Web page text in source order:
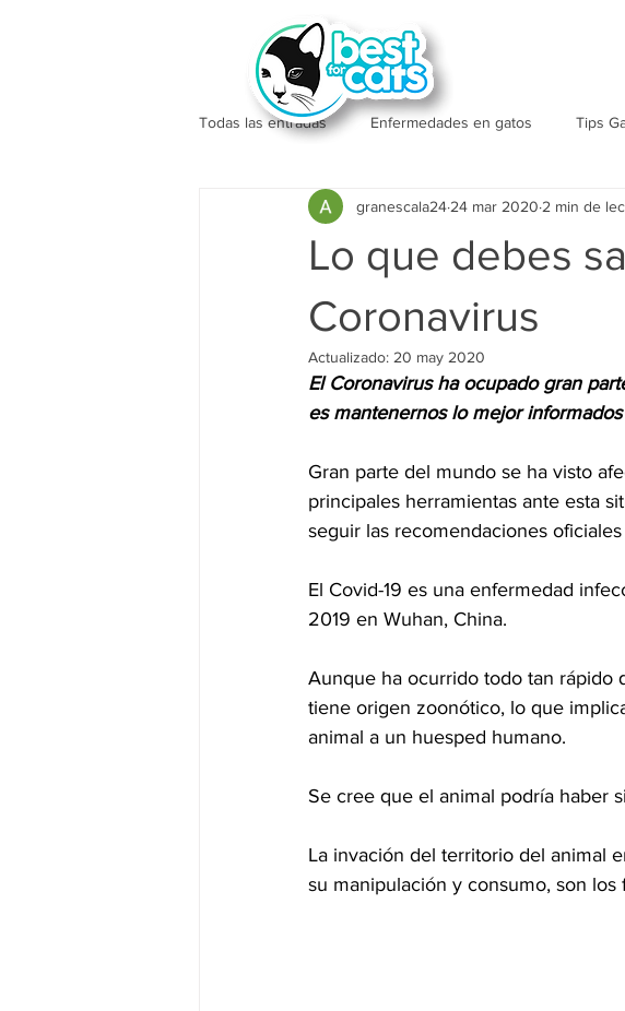
Todas las entradas Enfermedades en gatos Tips
Lo que debes
Coronavirus
granescala24 24 mar 2020 2 min de
Actualizado: 20 may 2020
El Coronavirus ha ocupado gran
es mantenernos lo mejor
Gran parte del mundo se ha visto
principales herramientas ante esta
seguir las recomendaciones
El Covid-19 es una enfermedad
2019 en Wuhan, China.
Aunque ha ocurrido todo tan rápido
tiene origen zoonótico, lo que
animal a un huesped humano.
Se cree que el animal podría haber
La invación del territorio del animal
su manipulación y consumo, son